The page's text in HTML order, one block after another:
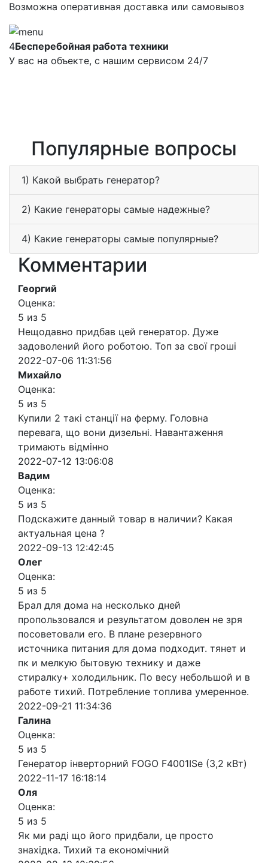
Возможна оперативная доставка или самовывоз
4Бесперебойная работа техники
У вас на объекте, с нашим сервисом 24/7
Популярные вопросы
1) Какой выбрать генератор?
2) Какие генераторы самые надежные?
4) Какие генераторы самые популярные?
Комментарии
Георгий
Оценка:
5 из 5
Нещодавно придбав цей генератор. Дуже
задоволений його роботою. Топ за свої гроші
2022-07-06 11:31:56
Михайло
Оценка:
5 из 5
Купили 2 такі станції на ферму. Головна
перевага, що вони дизельні. Навантаження
тримають відмінно
2022-07-12 13:06:08
Вадим
Оценка:
5 из 5
Подскажите данный товар в наличии? Какая
актуальная цена ?
2022-09-13 12:42:45
Олег
Оценка:
5 из 5
Брал для дома на несколько дней
пропользовался и результатом доволен не зря
посоветовали его. В плане резервного
источника питания для дома подходит. тянет и
пк и мелкую бытовую технику и даже
стиралку+ холодильник. По весу небольшой и в
работе тихий. Потребление топлива умеренное.
2022-09-21 11:34:36
Галина
Оценка:
5 из 5
Генератор інверторний FOGO F4001ISe (3,2 кВт)
2022-11-17 16:18:14
Оля
Оценка:
5 из 5
Як ми раді що його придбали, це просто
знахідка. Тихий та економічний